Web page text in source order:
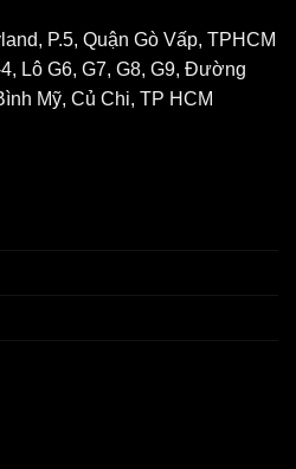
P.5, Quận Gò Vấp, TPHCM
Lô G6, G7, G8, G9, Đường
Mỹ, Củ Chi, TP HCM